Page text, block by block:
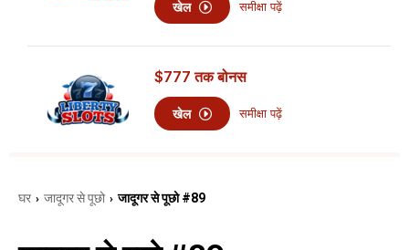
खेल समीक्षा पढ़ें
$777 तक बोनस
खेल समीक्षा पढ़ें
घर › जादूगर से पूछो › जादूगर से पूछो #89